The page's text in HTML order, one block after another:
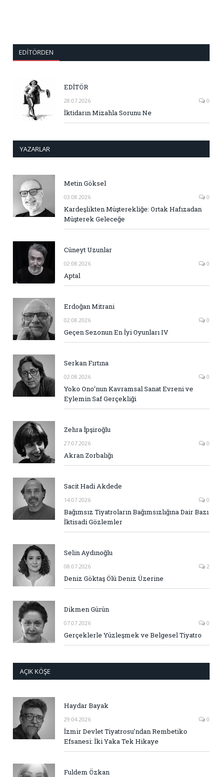
EDITÖRDEN
EDİTÖR
28.07.2026 0
İktidarın Mizahla Sorunu Ne
YAZARLAR
Metin Göksel
03.08.2026 0
Kardeşlikten Müşterekliğe: Ortak Hafızadan
Müşterek Geleceğe
Cüneyt Uzunlar
02.08.2026 0
Aptal
Erdoğan Mitrani
02.08.2026 0
Geçen Sezonun En İyi Oyunları IV
Serkan Fırtına
02.08.2026 0
Yoko Ono’nun Kavramsal Sanat Evreni ve
Eylemin Saf Gerçekliği
Zehra İpşiroğlu
27.07.2026 0
Akran Zorbalığı
Sacit Hadi Akdede
14.07.2026 0
Bağımsız Tiyatroların Bağımsızlığına Dair Bazı
İktisadi Gözlemler
Selin Aydınoğlu
08.07.2026 2
Deniz Göktaş Ölü Deniz Üzerine
Dikmen Gürün
07.07.2026 0
Gerçeklerle Yüzleşmek ve Belgesel Tiyatro
AÇIK KÖŞE
Haydar Bayak
29.04.2026 0
İzmir Devlet Tiyatrosu’ndan Rembetiko
Efsanesi: İki Yaka Tek Hikaye
Fuldem Özkan